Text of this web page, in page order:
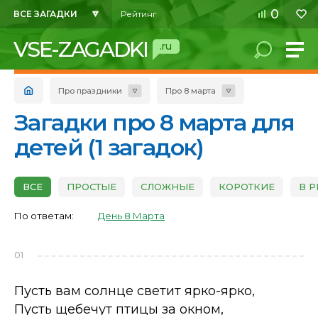
ВСЕ ЗАГАДКИ Рейтинг 0
VSE-ZAGADKI .ru
Про праздники Про 8 марта
Загадки про 8 марта для
детей (1 загадок)
ВСЕ ПРОСТЫЕ СЛОЖНЫЕ КОРОТКИЕ В
По ответам: День 8 Марта
01
Пусть вам солнце светит ярко-ярко,
Пусть щебечут птицы за окном,